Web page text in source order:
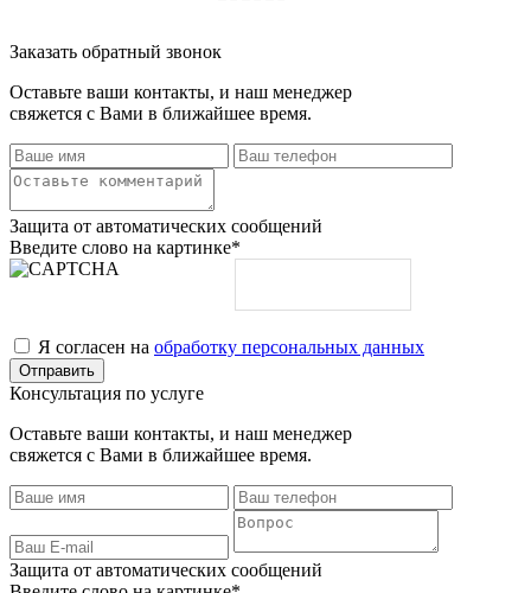
Заказать обратный звонок
Оставьте ваши контакты, и наш менеджер
свяжется с Вами в ближайшее время.
Защита от автоматических сообщений
Введите слово на картинке*
Я согласен на обработку персональных данных
Консультация по услуге
Оставьте ваши контакты, и наш менеджер
свяжется с Вами в ближайшее время.
Защита от автоматических сообщений